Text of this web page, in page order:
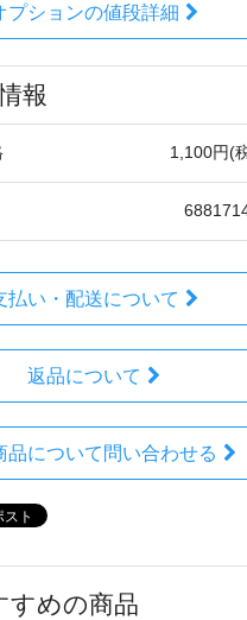
プションの値段詳細
報
1,100円(
払い・配送について
返品について
品について問い合わせる
すめの商品